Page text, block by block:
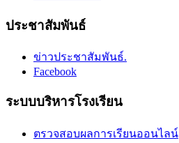
ประชาสัมพันธ์
ข่าวประชาสัมพันธ์.
Facebook
ระบบบริหารโรงเรียน
ตรวจสอบผลการเรียนออนไลน์